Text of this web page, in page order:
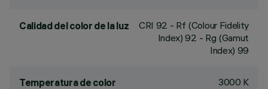
Calidad del color de la luz CRI 92 - Rf (Colour Fidelity
Index) 92 - Rg (Gamut
Index) 99
Temperatura de color 3000 K